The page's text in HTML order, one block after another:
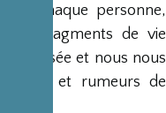
chaque personne,
des fragments de vie
traversée et nous nous
et rumeurs de